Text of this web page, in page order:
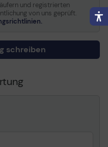
ml
UltraChrome K3 Ink
Stylus Pro 3800,
Professional Edition,
und registrierten
von uns geprüft.
schreiben